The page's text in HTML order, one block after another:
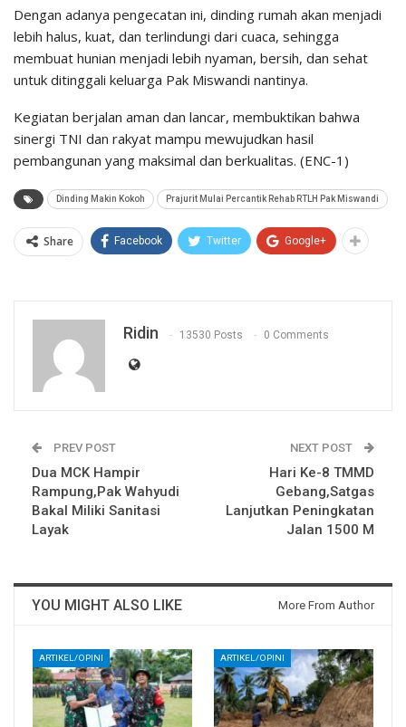
Dengan adanya pengecatan ini, dinding rumah akan menjadi
lebih halus, kuat, dan terlindungi dari cuaca, sehingga
membuat hunian menjadi lebih nyaman, bersih, dan sehat
untuk ditinggali keluarga Pak Miswandi nantinya.
Kegiatan berjalan aman dan lancar, membuktikan bahwa
sinergi TNI dan rakyat mampu mewujudkan hasil
pembangunan yang maksimal dan berkualitas. (ENC-1)
Dinding Makin Kokoh Prajurit Mulai Percantik Rehab RTLH Pak Miswandi
Share Facebook Twitter Google+
Ridin 13530 Posts 0 Comments
PREV POST
Dua MCK Hampir
Rampung,Pak Wahyudi
Bakal Miliki Sanitasi
Layak
NEXT POST
Hari Ke-8 TMMD
Gebang,Satgas
Lanjutkan Peningkatan
Jalan 1500 M
YOU MIGHT ALSO LIKE More From Author
ARTIKEL/OPINI ARTIKEL/OPINI